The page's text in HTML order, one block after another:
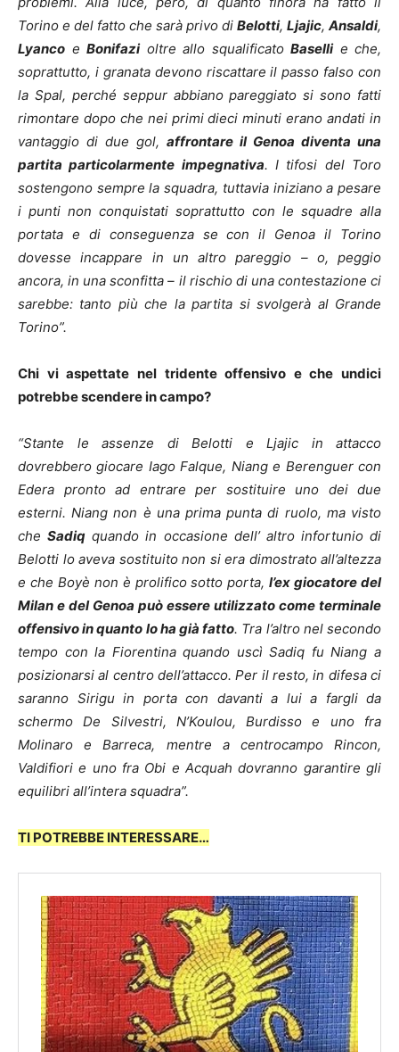
Torino e del fatto che sarà privo di Belotti, Ljajic, Ansaldi,
Lyanco e Bonifazioltre allo squalificato Basellie che,
soprattutto, i granata devono riscattare il passo falso con
la Spal, perché seppur abbiano pareggiato si sono fatti
rimontare dopo che nei primi dieci minuti erano andati in
vantaggio di due gol, affrontare il Genoa diventa una
partita particolarmente impegnativa. I tifosi del Toro
sostengono sempre la squadra, tuttavia iniziano a pesare
i punti non conquistati soprattutto con le squadre alla
portata e di conseguenza se con il Genoa il Torino
dovesse incappare in un altro pareggio – o, peggio
ancora, in una sconfitta – il rischio di una contestazione ci
sarebbe: tanto più che la partita si svolgerà al Grande
Torino”.
Chi vi aspettate nel tridente offensivo e che undici
potrebbe scendere in campo?
“Stante le assenze di Belotti e Ljajic in attacco
dovrebbero giocare Iago Falque, Niang e Berenguer con
Edera pronto ad entrare per sostituire uno dei due
esterni. Niang non è una prima punta di ruolo, ma visto
cheSadiq quando in occasione dell’ altro infortunio di
Belotti lo aveva sostituito non si era dimostrato all’altezza
e che Boyè non è prolifico sotto porta,l’ex giocatore del
Milan e del Genoa può essere utilizzato come terminale
offensivo in quanto lo ha già fatto. Tra l’altro nel secondo
tempo con la Fiorentina quando uscì Sadiq fu Niang a
posizionarsi al centro dell’attacco. Per il resto, in difesa ci
saranno Sirigu in porta con davanti a lui a fargli da
schermo De Silvestri, N’Koulou, Burdisso e uno fra
Molinaro e Barreca, mentre a centrocampo Rincon,
Valdifiori e uno fra Obi e Acquah dovranno garantire gli
equilibri all’intera squadra”.
TI POTREBBE INTERESSARE…